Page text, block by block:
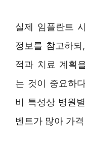
실제 임플란트
정보를 참고하
적과 치료 계획
는 것이 중요하
비 특성상 병원
벤트가 많아 가